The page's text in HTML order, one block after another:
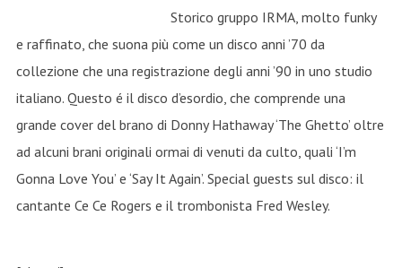
Storico gruppo IRMA, molto funky
e raffinato, che suona più come un disco anni ’70 da
collezione che una registrazione degli anni ’90 in uno studio
italiano. Questo é il disco d’esordio, che comprende una
grande cover del brano di Donny Hathaway ‘The Ghetto’ oltre
ad alcuni brani originali ormai di venuti da culto, quali ‘I’m
Gonna Love You’ e ‘Say It Again’. Special guests sul disco: il
cantante Ce Ce Rogers e il trombonista Fred Wesley.